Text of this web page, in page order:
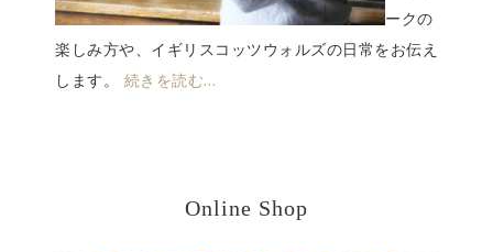
ークの
楽しみ方や、イギリスコッツウォルズの日常をお伝え
します。 続きを読む…
Online Shop